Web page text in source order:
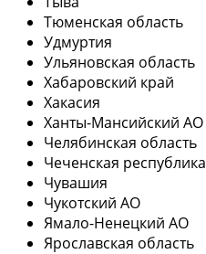
Тюменская область
Удмуртия
Ульяновская область
Хабаровский край
Хакасия
Ханты-Мансийский АО
Челябинская область
Чеченская республика
Чувашия
Чукотский АО
Ямало-Ненецкий АО
Ярославская область